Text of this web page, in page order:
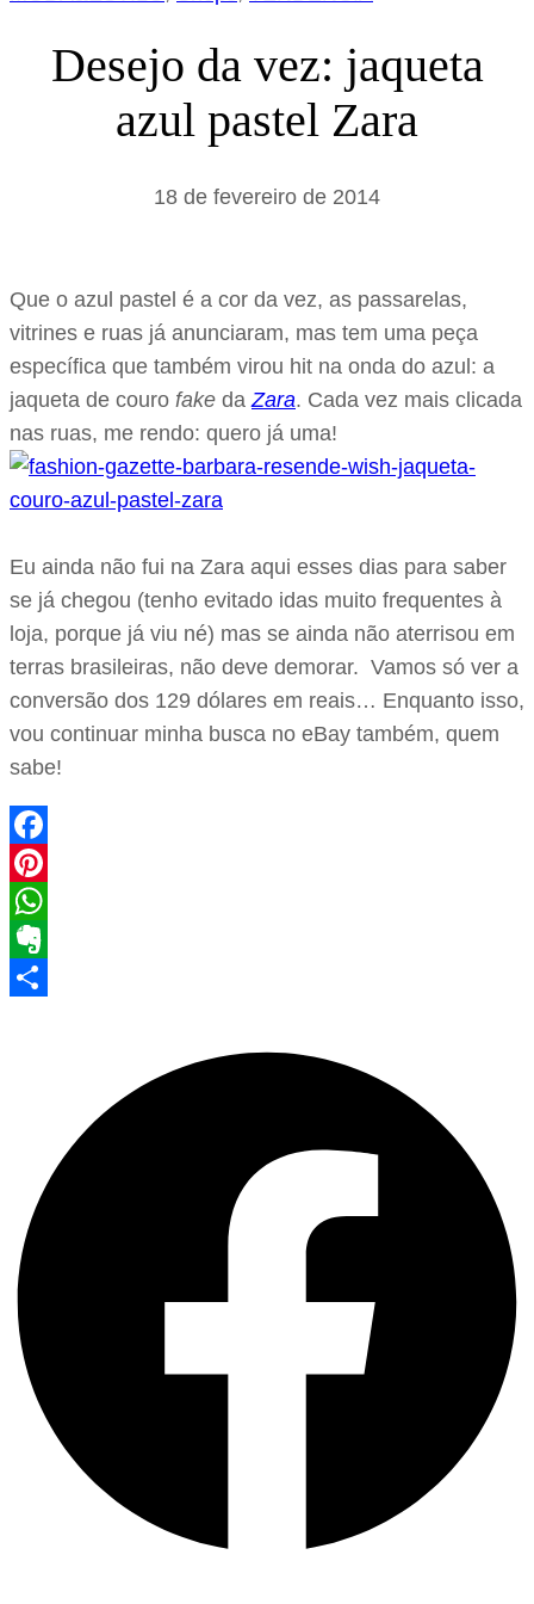
Desejo da vez: jaqueta
azul pastel Zara
18 de fevereiro de 2014
Que o azul pastel é a cor da vez, as passarelas,
vitrines e ruas já anunciaram, mas tem uma peça
específica que também virou hit na onda do azul: a
jaqueta de couro fake da Zara. Cada vez mais clicada
nas ruas, me rendo: quero já uma!
Eu ainda não fui na Zara aqui esses dias para saber
se já chegou (tenho evitado idas muito frequentes à
loja, porque já viu né) mas se ainda não aterrisou em
terras brasileiras, não deve demorar. Vamos só ver a
conversão dos 129 dólares em reais… Enquanto isso,
vou continuar minha busca no eBay também, quem
sabe!
Facebook
Pinterest
WhatsApp
Evernote